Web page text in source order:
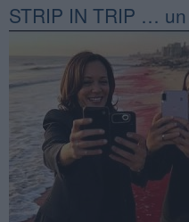
​STRIP IN TRIP …